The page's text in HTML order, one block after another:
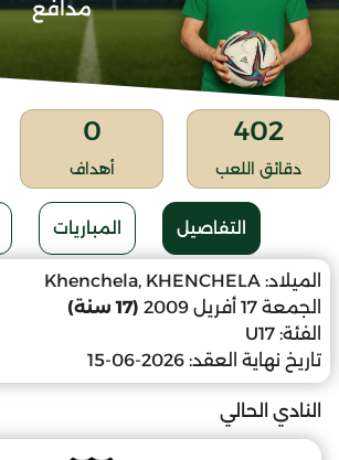
مدافع
402
دقائق اللعب
0
أهداف
التفاصيل المباريات
الميلاد: Khenchela, KHENCHELA
الجمعة 17 أفريل 2009
(17 سنة)
الفئة: U17
تاريخ نهاية العقد: 2026-06-15
النادي الحالي